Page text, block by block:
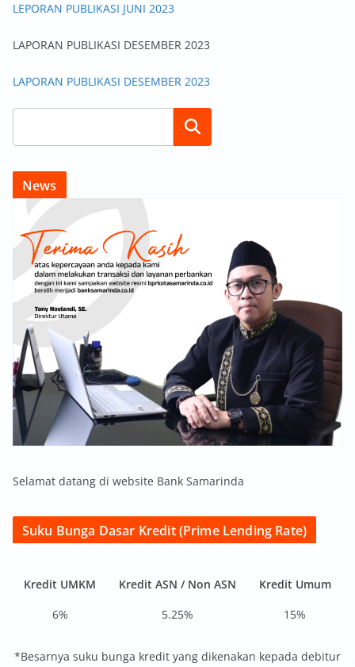
LEPORAN PUBLIKASI JUNI 2023
LAPORAN PUBLIKASI DESEMBER 2023
LAPORAN PUBLIKASI DESEMBER 2023
Search
News
Selamat datang di website Bank Samarinda
Suku Bunga Dasar Kredit (Prime Lending Rate)
Kredit UMKM Kredit ASN / Non ASN
Kredit Umum
6%
5.25% 15%
*Besarnya suku bunga kredit yang dikenakan kepada debitur